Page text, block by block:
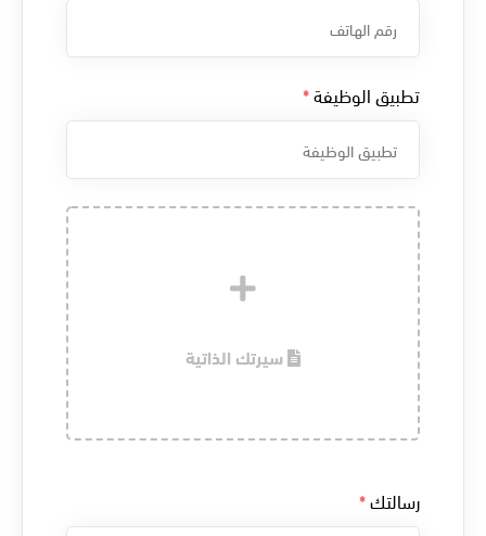
تطبيق الوظيفة*
سيرتك الذاتية
رسالتك*